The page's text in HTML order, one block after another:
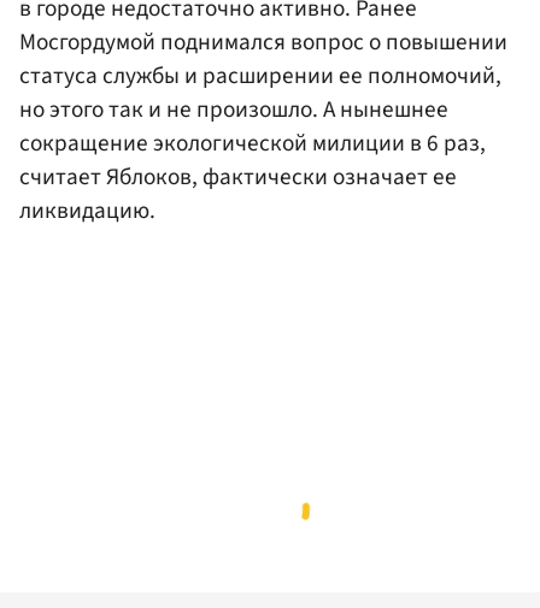
в городе недостаточно активно. Ранее
Мосгордумой поднимался вопрос о повышении
статуса службы и расширении ее полномочий,
но этого так и не произошло. А нынешнее
сокращение экологической милиции в 6 раз,
считает Яблоков, фактически означает ее
ликвидацию.